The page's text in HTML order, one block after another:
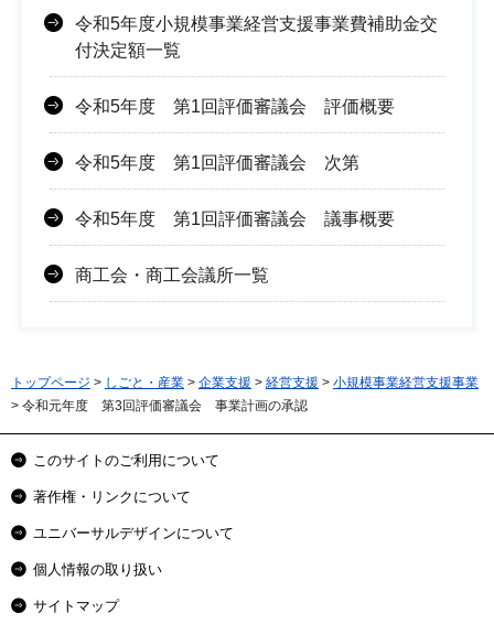
令和5年度小規模事業経営支援事業費補助金交
付決定額一覧
令和5年度 第1回評価審議会 評価概要
令和5年度 第1回評価審議会 次第
令和5年度 第1回評価審議会 議事概要
商工会・商工会議所一覧
トップページ > しごと・産業 > 企業支援 > 経営支援 > 小規模事業経営支援事業
> 令和元年度 第3回評価審議会 事業計画の承認
このサイトのご利用について
著作権・リンクについて
ユニバーサルデザインについて
個人情報の取り扱い
サイトマップ